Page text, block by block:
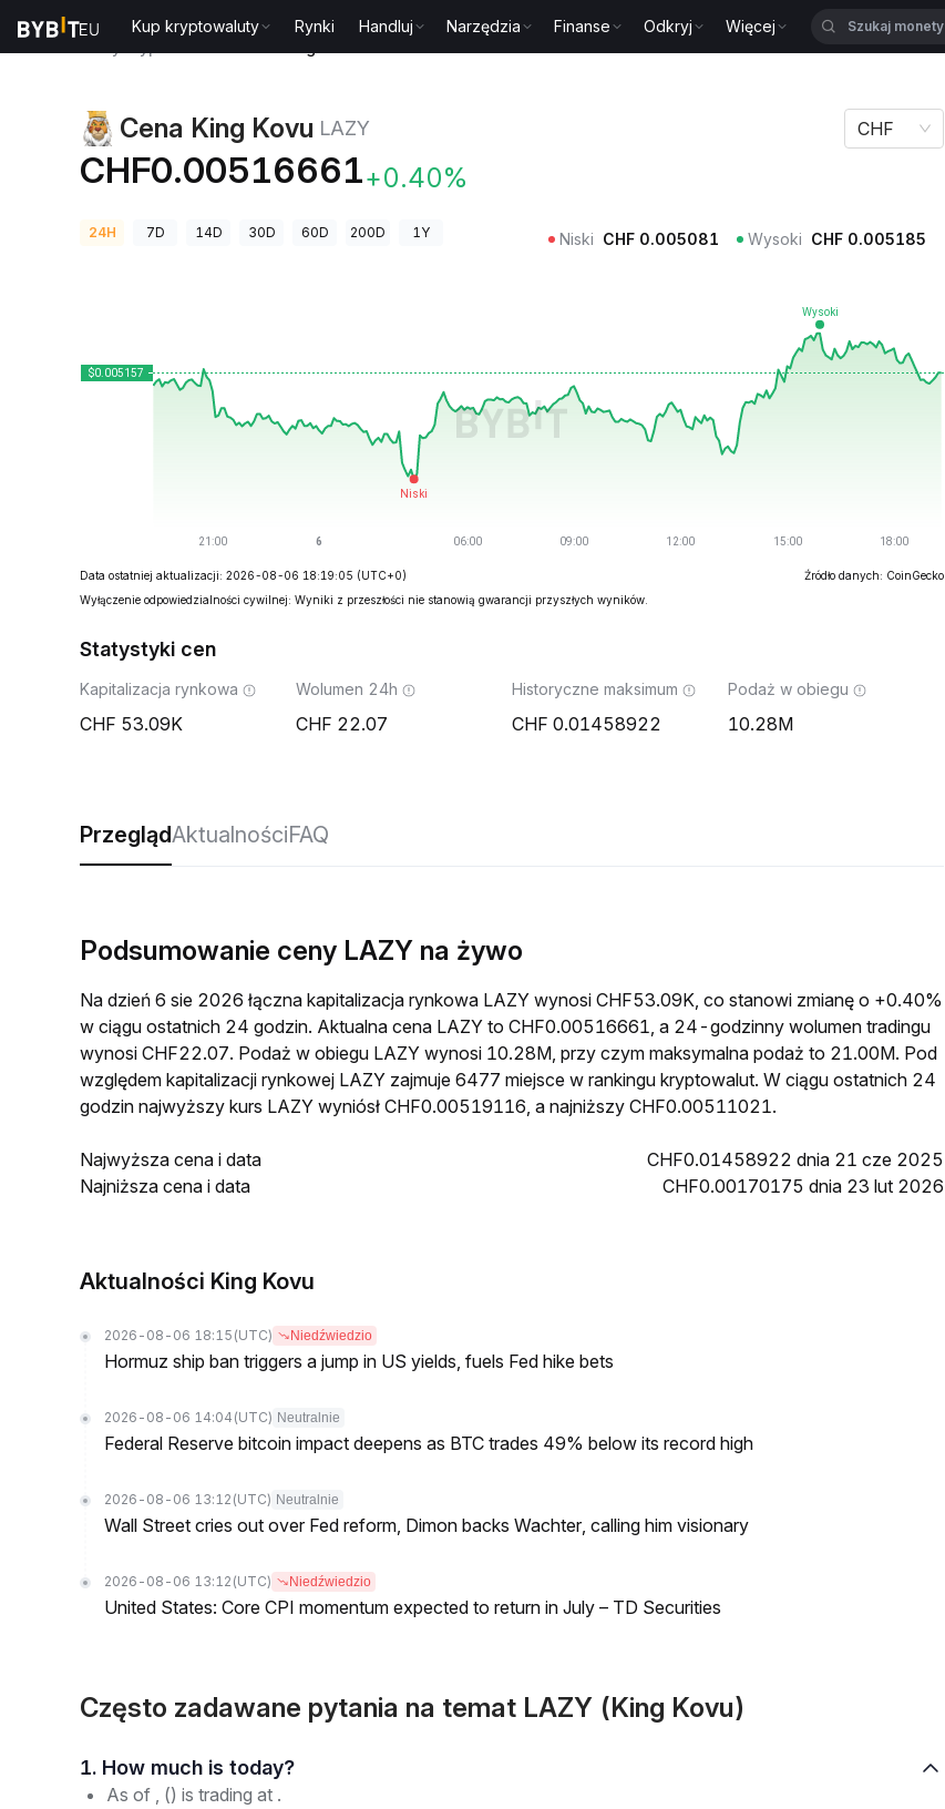
Kup kryptowaluty Rynki Handluj Narzędzia Finanse Odkryj Więcej
Cena King Kovu LAZY
CHF0.00516661+0.40%
CHF
24H 7D 14D 30D 60D 200D 1Y Niski CHF 0.005081 Wysoki CHF 0.005185
Data ostatniej aktualizacji: 2026-08-06 18:19:05 (UTC+0)
Źródło danych: CoinGecko
Wyłączenie odpowiedzialności cywilnej: Wyniki z przeszłości nie stanowią gwarancji przyszłych wyników.
Statystyki cen
Kapitalizacja rynkowa
53.09K
Wolumen 24h
22.07
Historyczne maksimum
0.01458922
Podaż w obiegu
10.28M
PrzeglądAktualnościFAQ
Podsumowanie ceny LAZY na żywo
Na dzień 6 sie 2026 łączna kapitalizacja rynkowa LAZY wynosi CHF53.09K, co stanowi zmianę o +0.40%
w ciągu ostatnich 24 godzin. Aktualna cena LAZY to CHF0.00516661, a 24-godzinny wolumen tradingu
wynosi CHF22.07. Podaż w obiegu LAZY wynosi 10.28M, przy czym maksymalna podaż to 21.00M. Pod
względem kapitalizacji rynkowej LAZY zajmuje 6477 miejsce w rankingu kryptowalut. W ciągu ostatnich 24
godzin najwyższy kurs LAZY wyniósł CHF0.00519116, a najniższy CHF0.00511021.
Najwyższa cena i data
CHF0.01458922 dnia 21 cze 2025
Najniższa cena i data
CHF0.00170175 dnia 23 lut 2026
Aktualności King Kovu
2026-08-06 18:15 (UTC) Niedźwiedzio
Hormuz ship ban triggers a jump in US yields, fuels Fed hike bets
2026-08-06 14:04 (UTC) Neutralnie
Federal Reserve bitcoin impact deepens as BTC trades 49% below its record high
2026-08-06 13:12 (UTC) Neutralnie
Wall Street cries out over Fed reform, Dimon backs Wachter, calling him visionary
2026-08-06 13:12 (UTC) Niedźwiedzio
United States: Core CPI momentum expected to return in July – TD Securities
Często zadawane pytania na temat LAZY (King Kovu)
1. How much is today?
As of , () is trading at .